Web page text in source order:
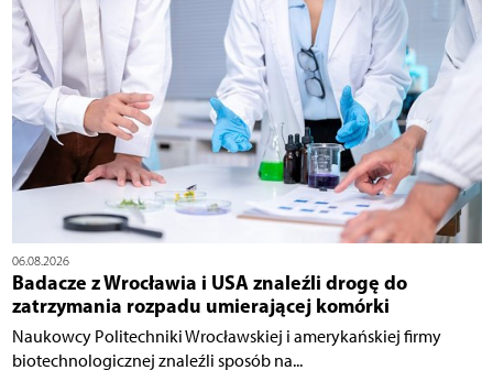
06.08.2026
Badacze z Wrocławia i USA znaleźli drogę do
zatrzymania rozpadu umierającej komórki
Naukowcy Politechniki Wrocławskiej i amerykańskiej firmy
biotechnologicznej znaleźli sposób na...